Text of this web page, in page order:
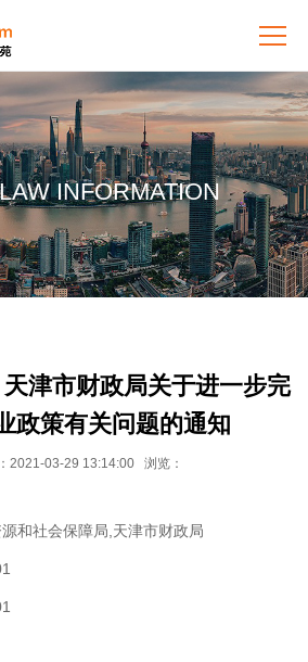
INFORMATION
津市财政局关于进一步完
政策有关问题的通知
2021-03-29 13:14:00 浏览：
和社会保障局,天津市财政局